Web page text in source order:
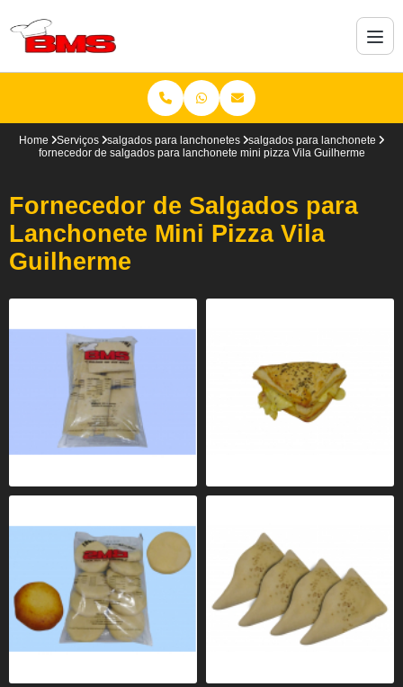
Home Serviços salgados para lanchonetes
salgados para lanchonete
fornecedor de salgados para lanchonete mini pizza Vila Guilherme
Fornecedor de Salgados para
Lanchonete Mini Pizza Vila
Guilherme